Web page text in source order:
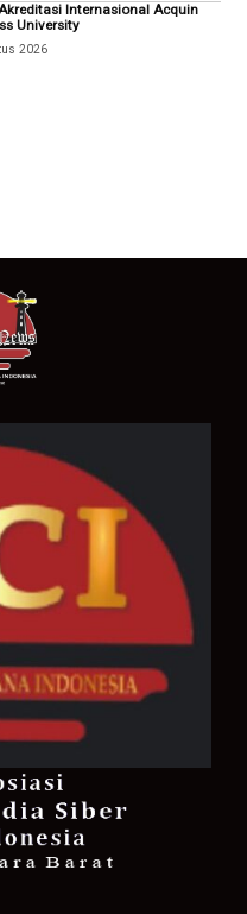
Internasional Acquin
University
2026